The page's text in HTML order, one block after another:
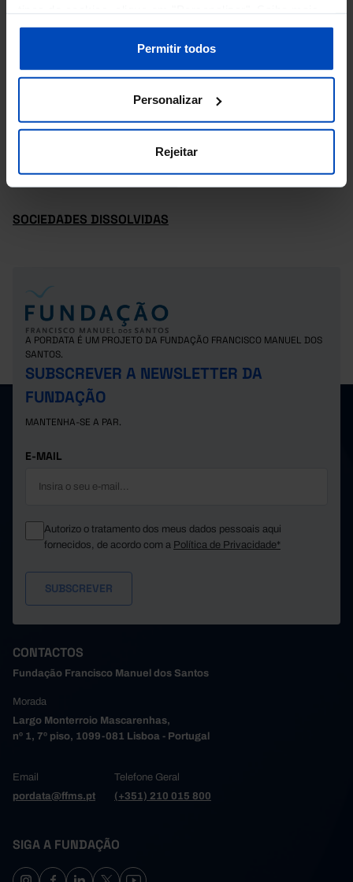
sobre cookies através da gestão de preferências ou da
Política de Cookies.
Permitir todos
Personalizar
Rejeitar
ATOS NOTARIAIS E REGISTOS
N.º DE SOCIEDADES CONSTITUÍDAS POR ESCRITURA
PÚBLICA POR N.º DE SOCIEDADES DISSOLVIDAS
POR ESCRITURA PÚBLICA: CARTÓRIOS NOTARIAIS
REGISTOS: CONSERVATÓRIA DOS REGISTOS CENTRAIS
SOCIEDADES DISSOLVIDAS
A PORDATA É UM PROJETO DA FUNDAÇÃO FRANCISCO MANUEL DOS
SANTOS.
SUBSCREVER A NEWSLETTER DA
FUNDAÇÃO
MANTENHA-SE A PAR.
E-MAIL
Autorizo o tratamento dos meus dados pessoais aqui
fornecidos, de acordo com a Política de Privacidade*
CONTACTOS
Fundação Francisco Manuel dos Santos
Morada
Largo Monterroio Mascarenhas,
nº 1, 7º piso, 1099-081 Lisboa - Portugal
Email
pordata@ffms.pt
Telefone Geral
(+351) 210 015 800
SIGA A FUNDAÇÃO